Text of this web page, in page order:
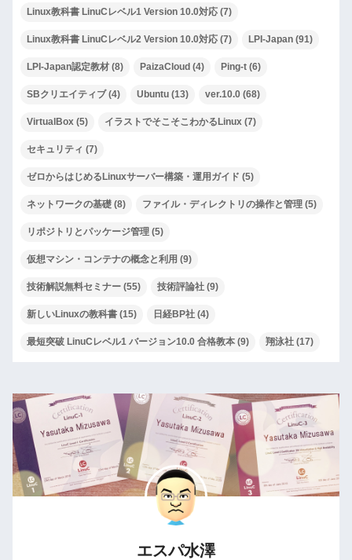
Linux教科書 LinuCレベル1 Version 10.0対応 (7)
Linux教科書 LinuCレベル2 Version 10.0対応 (7) LPI-Japan (91)
LPI-Japan認定教材 (8) PaizaCloud (4) Ping-t (6)
SBクリエイティブ(4) Ubuntu (13) ver.10.0 (68)
VirtualBox (5) イラストでそこそこわかるLinux (7)
セキュリティ (7)
ゼロからはじめるLinuxサーバー構築・運用ガイド (5)
ネットワークの基礎 (8) ファイル・ディレクトリの操作と管理 (5)
リポジトリとパッケージ管理 (5)
仮想マシン・コンテナの概念と利用 (9)
技術解説無料セミナー (55) 技術評論社 (9)
新しいLinuxの教科書 (15) 日経BP社 (4)
最短突破 LinuCレベル1 バージョン10.0 合格教本 (9) 翔泳社 (17)
エスパ水澤